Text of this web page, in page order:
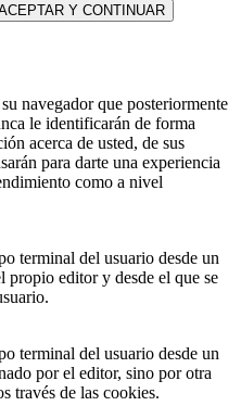
Y CONTINUAR
navegador que posteriormente
le identificarán de forma
acerca de usted, de sus
para darte una experiencia
como a nivel
terminal del usuario desde un
editor y desde el que se
terminal del usuario desde un
por el editor, sino por otra
través de las cookies.